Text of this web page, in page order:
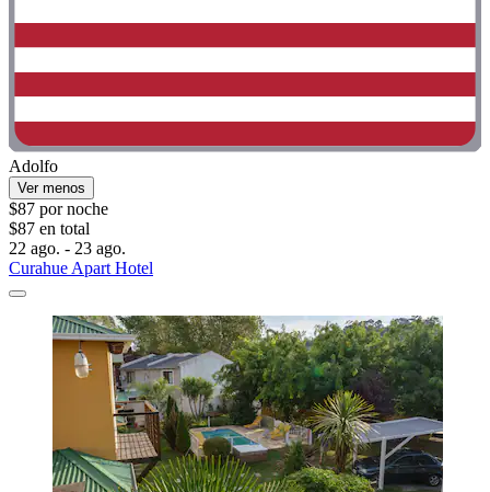
Adolfo
Ver menos
$87 por noche
$87 en total
22 ago. - 23 ago.
Curahue Apart Hotel